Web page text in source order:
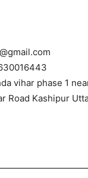
vihar phase 1
Road Kashipur